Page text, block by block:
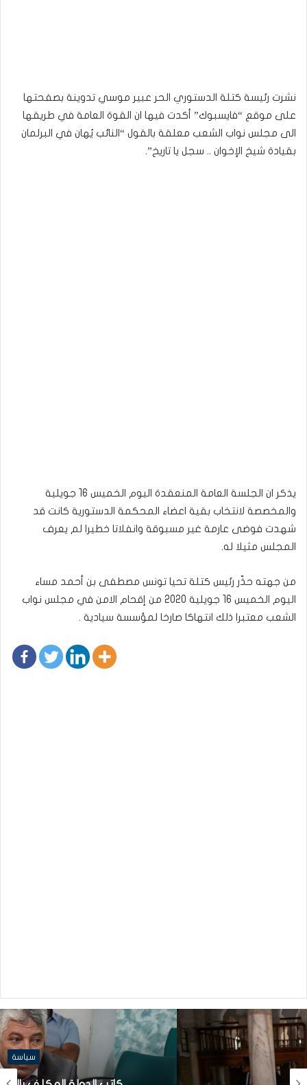
نشرت رئيسة كتلة الدستوري الحر عبير موسي تدوينة بصفحتها
على موقع “فايسبوك” أكدت فيها ان القوة العامة في طريقها
الى مجلس نواب الشعب معلقة بالقول “النائب يُهان في البرلمان
بقيادة شيخ الإخوان .. سجل يا تاريخ”.
يذكر ان الجلسة العامة المنعقدة اليوم الخميس 16 جويلية
والمخصصة لانتخاب بقية اعضاء المحكمة الدستورية كانت قد
شهدت فوضى عارمة غير مسبوقة وانفلاتا خطيرا لم يعرف
المجلس مثيلا له.
من جهته حذّر رئيس كتلة تحيا تونس مصطفى بن أحمد مساء
اليوم الخميس 16 جويلية 2020 من إقحام الامن في مجلس نواب
الشعب معتبرا ذلك انتهاكا صارخا لمؤسسة سيادية .
سياسة